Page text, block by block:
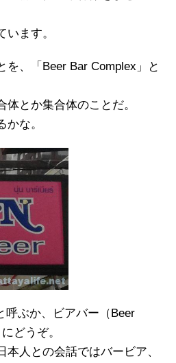
ます。
を、「Beer Bar Complex」と
とか集合体のことだ。
な。
呼ぶか、ビアバー（Beer
どうぞ。
人との会話ではバービア、